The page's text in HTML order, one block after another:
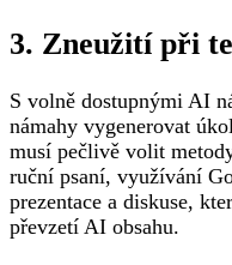
3. Zneužití při
S volně dostupnými AI
námahy vygenerovat
musí pečlivě volit
ruční psaní, využívání
prezentace a diskuse,
převzetí AI obsahu.